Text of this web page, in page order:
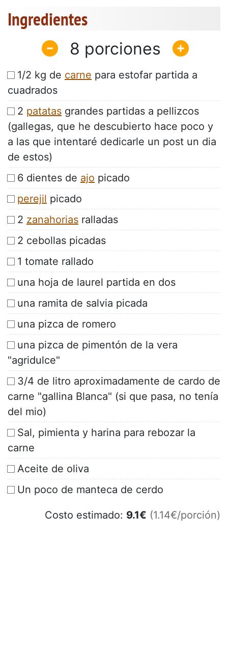
Ingredientes
8
1/2 kg de carne para estofar partida a
cuadrados
2 patatas grandes partidas a pellizcos
(gallegas, que he descubierto hace poco y
a las que intentaré dedicarle un post un dia
de estos)
6 dientes de ajo picado
perejil picado
2 zanahorias ralladas
2 cebollas picadas
1 tomate rallado
una hoja de laurel partida en dos
una ramita de salvia picada
una pizca de romero
una pizca de pimentón de la vera
"agridulce"
3/4 de litro aproximadamente de cardo de
carne "gallina Blanca" (si que pasa, no tenía
del mio)
Sal, pimienta y harina para rebozar la
carne
Aceite de oliva
Un poco de manteca de cerdo
Costo estimado: 9.1€ (1.14€/porción)